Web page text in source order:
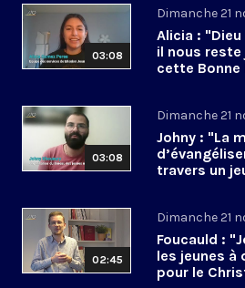
03:08
Dimanche 21
Alicia :
il nous
cette Bonne
03:08
Dimanche 21
Johny : "La
travers un
02:45
Dimanche 21
Foucauld :
les jeunes à
pour le